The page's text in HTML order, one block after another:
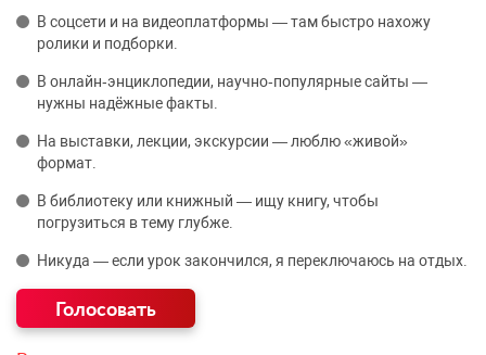
В соцсети и на видеоплатформы — там быстро нахожу
ролики и подборки.
В онлайн‑энциклопедии, научно‑популярные сайты —
нужны надёжные факты.
На выставки, лекции, экскурсии — люблю «живой»
формат.
В библиотеку или книжный — ищу книгу, чтобы
погрузиться в тему глубже.
Никуда — если урок закончился, я переключаюсь на отдых.